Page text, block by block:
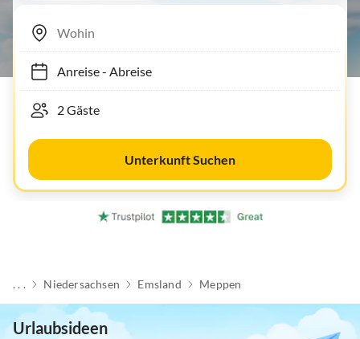
Anreise- Abreise
Unterkunft Suchen
. . . Niedersachsen Emsland Meppen
Urlaubsideen